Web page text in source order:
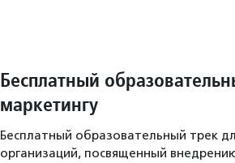
Бесплатный
маркетингу
Бесплатный образовательный трек
организаций, посвященный